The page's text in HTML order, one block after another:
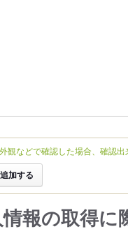
観などで確認した場合、確認
報の取得に